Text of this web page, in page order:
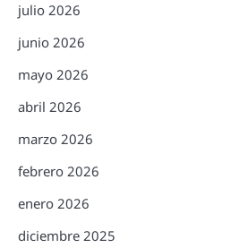
julio 2026
junio 2026
mayo 2026
abril 2026
marzo 2026
febrero 2026
enero 2026
diciembre 2025